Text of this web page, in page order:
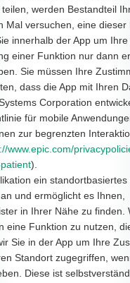
werden Bestandteil
Mal versuchen, eine dieser
innerhalb der App um
einer Funktion nur dann
Sie müssen Ihre
dass die App mit Ihren
Corporation
für mobile
zur begrenzten
www.epic.com/
).
ein
und ermöglicht es Ihnen,
in Ihrer Nähe zu finden.
eine Funktion zu nutzen,
Sie in der App um Ihre
Standort zugegriffen,
Diese ist